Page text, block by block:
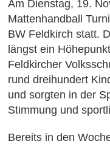
Am Dienstag, 19.
Mattenhandball
BW Feldkirch statt.
längst ein
Feldkircher
rund dreihundert
und sorgten in der
Stimmung und
Bereits in den